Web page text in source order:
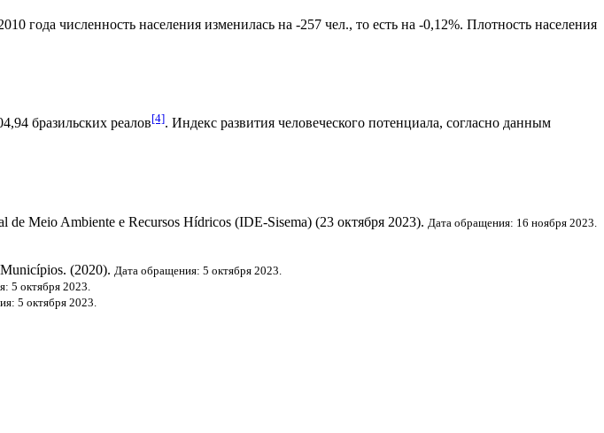
года численность населения изменилась на -257 чел., то есть на -0,12%. Плотность населения
бразильских реалов[4]. Индекс развития человеческого потенциала, согласно данным
de Meio Ambiente e Recursos Hídricos (IDE-Sisema) (23 октября 2023). Дата обращения: 16 ноября 2023.
(2020). Дата обращения: 5 октября 2023.
5 октября 2023.
5 октября 2023.